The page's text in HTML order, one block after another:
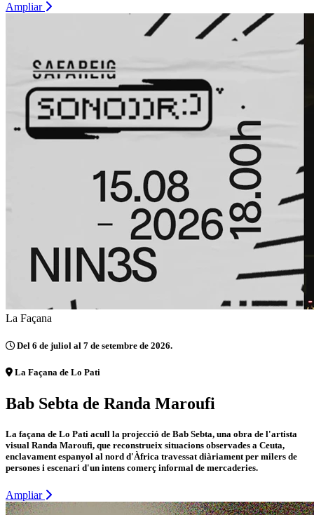
Ampliar
La Façana
Del 6 de juliol al 7 de setembre de 2026.
La Façana de Lo Pati
Bab Sebta de Randa Maroufi
La façana de Lo Pati acull la projecció de Bab Sebta, una obra de l'artista
visual Randa Maroufi, que reconstrueix situacions observades a Ceuta,
enclavament espanyol al nord d'Àfrica travessat diàriament per milers de
persones i escenari d'un intens comerç informal de mercaderies.
Ampliar